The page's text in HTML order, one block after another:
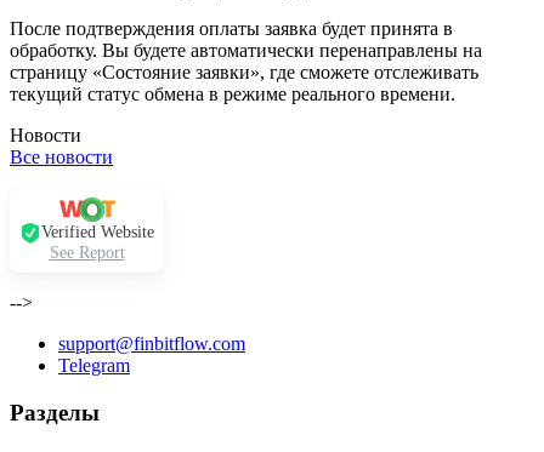
После подтверждения оплаты заявка будет принята в
обработку. Вы будете автоматически перенаправлены на
страницу «Состояние заявки», где сможете отслеживать
текущий статус обмена в режиме реального времени.
Новости
Все новости
Verified Website
See Report
-->
support@finbitflow.com
Telegram
Разделы